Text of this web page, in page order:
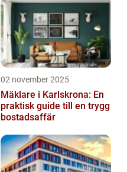
02 november 2025
Mäklare i Karlskrona: En
praktisk guide till en trygg
bostadsaffär